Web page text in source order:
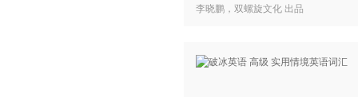
李晓鹏，双螺旋文化 出品